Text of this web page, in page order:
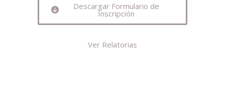
Descargar Formulario de
Inscripción
Ver Relatorias